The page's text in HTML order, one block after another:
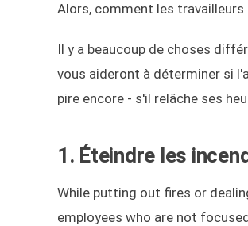
Alors, comment les
Il y a beaucoup de choses
vous aideront à déterminer si
pire encore - s'il relâche ses
1. Éteindre les
While putting out fires or
employees who are not